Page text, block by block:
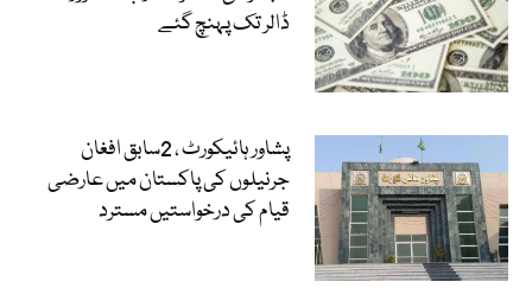
ڈالر تک پہنچ گئے
پشاور ہائیکورٹ ، 2سابق افغان
جرنیلوں کی پاکستان میں عارضی
قیام کی درخواستیں مسترد